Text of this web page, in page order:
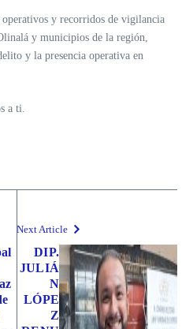
y recorridos de vigilancia
y municipios de la región,
y la presencia operativa en
a ti.
Next Article
DIP.
JULIÁ
N
LÓPE
Z